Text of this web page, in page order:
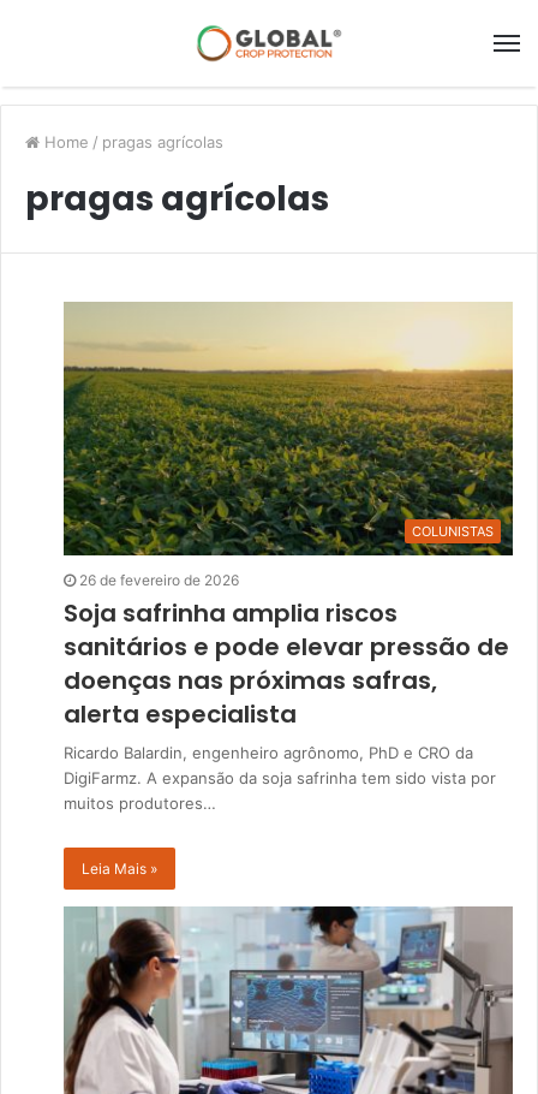
Home / pragas agrícolas
pragas agrícolas
COLUNISTAS
26 de fevereiro de 2026
Soja safrinha amplia riscos
sanitários e pode elevar pressão de
doenças nas próximas safras,
alerta especialista
Ricardo Balardin, engenheiro agrônomo, PhD e CRO da
DigiFarmz. A expansão da soja safrinha tem sido vista por
muitos produtores…
Leia Mais »